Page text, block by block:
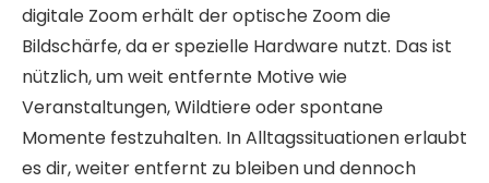
digitale Zoom erhält der optische Zoom die
Bildschärfe, da er spezielle Hardware nutzt. Das ist
nützlich, um weit entfernte Motive wie
Veranstaltungen, Wildtiere oder spontane
Momente festzuhalten. In Alltagssituationen erlaubt
es dir, weiter entfernt zu bleiben und dennoch